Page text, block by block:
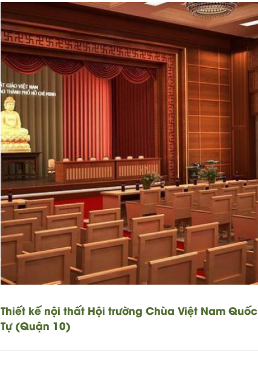
Thiết kế nội thất Hội trường Chùa Việt Nam Quốc
Tự (Quận 10)